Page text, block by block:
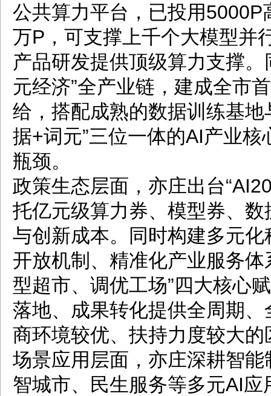
公共算力平台，已投用
万P，可支撑上千个大模型并
产品研发提供顶级算力支撑
元经济”全产业链，建成全市
给，搭配成熟的数据训练基
据+词元”三位一体的AI产业
瓶颈。
政策生态层面，亦庄出台
托亿元级算力券、模型券、
与创新成本。同时构建多元化
开放机制、精准化产业服务
型超市、调优工场”四大核心
落地、成果转化提供全周期
商环境较优、扶持力度较大的
场景应用层面，亦庄深耕智
智城市、民生服务等多元AI